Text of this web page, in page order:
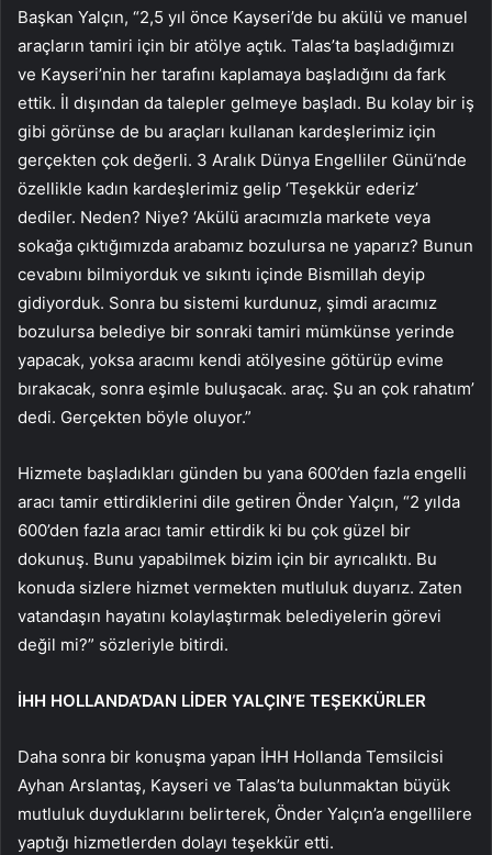
Başkan Yalçın, “2,5 yıl önce Kayseri’de bu akülü ve manuel
araçların tamiri için bir atölye açtık. Talas’ta başladığımızı
ve Kayseri’nin her tarafını kaplamaya başladığını da fark
ettik. İl dışından da talepler gelmeye başladı. Bu kolay bir iş
gibi görünse de bu araçları kullanan kardeşlerimiz için
gerçekten çok değerli. 3 Aralık Dünya Engelliler Günü’nde
özellikle kadın kardeşlerimiz gelip ‘Teşekkür ederiz’
dediler. Neden? Niye? ‘Akülü aracımızla markete veya
sokağa çıktığımızda arabamız bozulursa ne yaparız? Bunun
cevabını bilmiyorduk ve sıkıntı içinde Bismillah deyip
gidiyorduk. Sonra bu sistemi kurdunuz, şimdi aracımız
bozulursa belediye bir sonraki tamiri mümkünse yerinde
yapacak, yoksa aracımı kendi atölyesine götürüp evime
bırakacak, sonra eşimle buluşacak. araç. Şu an çok rahatım’
dedi. Gerçekten böyle oluyor.”
Hizmete başladıkları günden bu yana 600’den fazla engelli
aracı tamir ettirdiklerini dile getiren Önder Yalçın, “2 yılda
600’den fazla aracı tamir ettirdik ki bu çok güzel bir
dokunuş. Bunu yapabilmek bizim için bir ayrıcalıktı. Bu
konuda sizlere hizmet vermekten mutluluk duyarız. Zaten
vatandaşın hayatını kolaylaştırmak belediyelerin görevi
değil mi?” sözleriyle bitirdi.
İHH HOLLANDA’DAN LİDER YALÇIN’E TEŞEKKÜRLER
Daha sonra bir konuşma yapan İHH Hollanda Temsilcisi
Ayhan Arslantaş, Kayseri ve Talas’ta bulunmaktan büyük
mutluluk duyduklarını belirterek, Önder Yalçın’a engellilere
yaptığı hizmetlerden dolayı teşekkür etti.